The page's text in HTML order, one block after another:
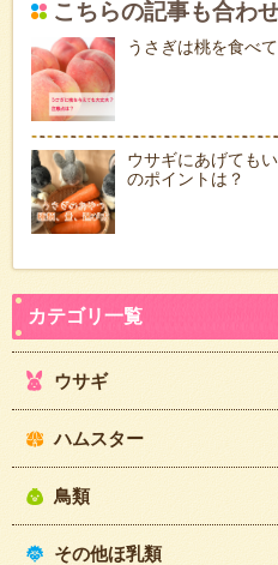
こちらの記事も合わ
うさぎは桃を食べ
ウサギにあげても
のポイントは？
ウサギ
ハムスター
鳥類
その他ほ乳類